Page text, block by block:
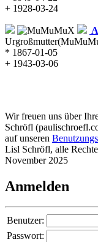
+ 1928-03-24
Urgroßmutter
* 1867-01-05
+ 1943-03-06
Wir freuen uns über
Schröfl (pauli
auf unseren
Lisl Schröfl, alle
November 2025
Anmelden
Benutzer:
Passwort: